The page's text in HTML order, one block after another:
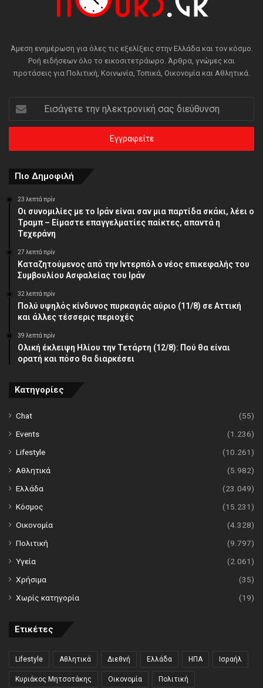
Άμεση ενημέρωση για όλες τις εξελίξεις στην Ελλάδα και τον κόσμο.
Ροή ειδήσεων όλο το εικοσιτετράωρο. Άρθρα, γνώμες και
προτάσεις για Πολιτική, Κοινωνία, Τοπικά, Οικονομία και Αθλητικά.
Εισάγετε
την
ηλεκτρονική
διεύθυνση
Πιο Δημοφιλή
23 λεπτά πρίν
Οι συνομιλίες με το Ιράν είναι σαν μια παρτίδα σκάκι, λέει ο
Τραμπ – Είμαστε επαγγελματίες παίκτες, απαντά η
Τεχεράνη
27 λεπτά πρίν
Καταζητούμενος από την Ιντερπόλ ο νέος επικεφαλής του
Συμβουλίου Ασφαλείας του Ιράν
32 λεπτά πρίν
Πολύ υψηλός κίνδυνος πυρκαγιάς αύριο (11/8) σε Αττική
και άλλες τέσσερις περιοχές
39 λεπτά πρίν
Ολική έκλειψη Ηλίου την Τετάρτη (12/8): Πού θα είναι
ορατή και πόσο θα διαρκέσει
Κατηγορίες
Chat
(55)
Events
(1.236)
Lifestyle
(10.261)
Αθλητικά
(5.982)
Ελλάδα
(23.049)
Κόσμος
(15.231)
Οικονομία
(4.328)
Πολιτική
(9.797)
Υγεία
(2.061)
Χρήσιμα
(35)
Χωρίς κατηγορία
(19)
Ετικέτες
Lifestyle Αθλητικά Διεθνή Ελλάδα ΗΠΑ Ισραήλ
Κυριάκος Μητσοτάκης Οικονομία Πολιτική